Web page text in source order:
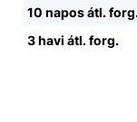
10 napos átl.
3 havi átl. forg.